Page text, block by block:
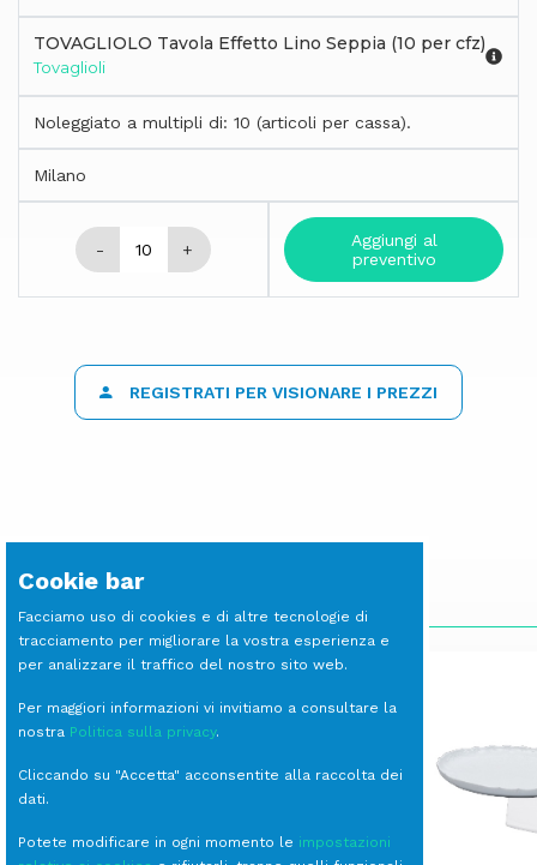
TOVAGLIOLO Tavola Effetto Lino Seppia (10 per cfz)
Tovaglioli
Noleggiato a multipli di: 10 (articoli per cassa).
Milano
- +
Aggiungi al
preventivo
REGISTRATI PER VISIONARE I PREZZI
Cookie bar
Facciamo uso di cookies e di altre tecnologie di
tracciamento per migliorare la vostra esperienza e
per analizzare il traffico del nostro sito web.
Per maggiori informazioni vi invitiamo a consultare la
nostra Politica sulla privacy.
Cliccando su "Accetta" acconsentite alla raccolta dei
dati.
Potete modificare in ogni momento le impostazioni